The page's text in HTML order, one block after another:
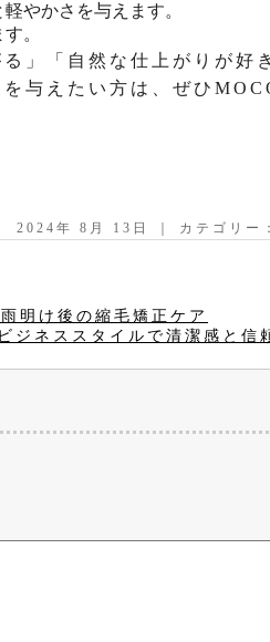
やかさを与えます。
。
」「自然な仕上がりが好
与えたい方は、ぜひ
2024年 8月 13日 ｜ カテゴリー
明け後の縮毛矯正ケア
ネススタイルで清潔感と信